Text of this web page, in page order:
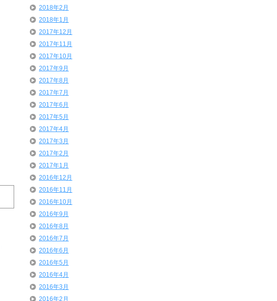
2018年2月
2018年1月
2017年12月
2017年11月
2017年10月
2017年9月
2017年8月
2017年7月
2017年6月
2017年5月
2017年4月
2017年3月
2017年2月
2017年1月
2016年12月
2016年11月
2016年10月
2016年9月
2016年8月
2016年7月
2016年6月
2016年5月
2016年4月
2016年3月
2016年2月